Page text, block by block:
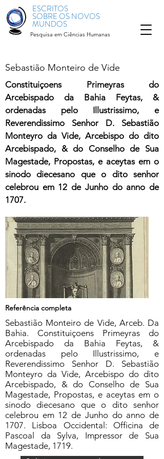
ESCRITOS
SOBRE OS NOVOS
MUNDOS
Pesquisa em Ciências Humanas
Sebastião Monteiro de Vide
Constituiçoens Primeyras do
Arcebispado da Bahia Feytas, &
ordenadas pelo Illustrissimo, e
Reverendissimo Senhor D. Sebastião
Monteyro da Vide, Arcebispo do dito
Arcebispado, & do Conselho de Sua
Magestade, Propostas, e aceytas em o
sinodo diecesano que o dito senhor
celebrou em 12 de Junho do anno de
1707.
Referência completa
Sebastião Monteiro de Vide, Arceb. Da
Bahia. Constituiçoens Primeyras do
Arcebispado da Bahia Feytas, &
ordenadas pelo Illustrissimo, e
Reverendissimo Senhor D. Sebastião
Monteyro da Vide, Arcebispo do dito
Arcebispado, & do Conselho de Sua
Magestade, Propostas, e aceytas em o
sinodo diecesano que o dito senhor
celebrou em 12 de Junho do anno de
1707. Lisboa Occidental: Officina de
Pascoal da Sylva, Impressor de Sua
Magestade, 1719.